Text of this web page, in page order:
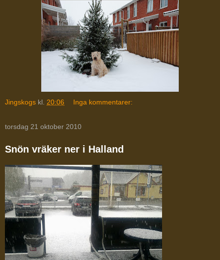
Jingskogs kl. 20:06 Inga kommentarer:
torsdag 21 oktober 2010
Snön vräker ner i Halland